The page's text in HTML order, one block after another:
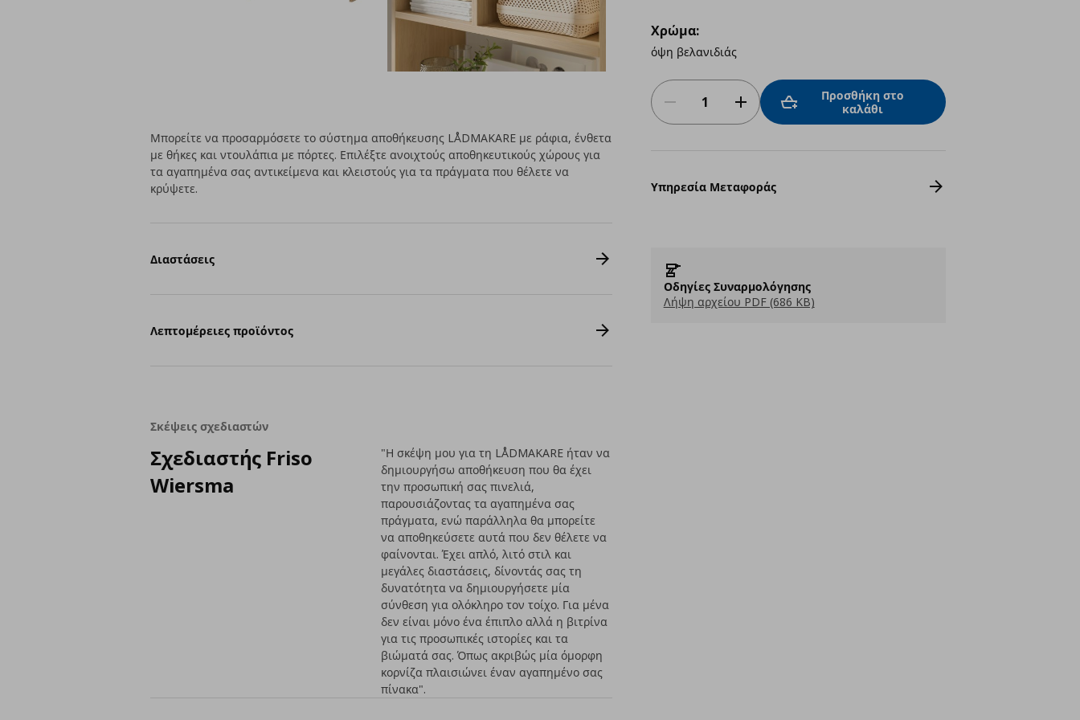
Χρώμα:
όψη βελανιδιάς
Προσθήκη στο
καλάθι
Υπηρεσία Μεταφοράς
Οδηγίες Συναρμολόγησης
Λήψη αρχείου PDF (686 KB)
Μπορείτε να προσαρμόσετε το σύστημα αποθήκευσης LÅDMAKARE με ράφια, ένθετα
με θήκες και ντουλάπια με πόρτες. Επιλέξτε ανοιχτούς αποθηκευτικούς χώρους για
τα αγαπημένα σας αντικείμενα και κλειστούς για τα πράγματα που θέλετε να
κρύψετε.
Διαστάσεις
Λεπτομέρειες προϊόντος
Σκέψεις σχεδιαστών
Σχεδιαστής Friso
Wiersma
"Η σκέψη μου για τη LÅDMAKARE ήταν να
δημιουργήσω αποθήκευση που θα έχει
την προσωπική σας πινελιά,
παρουσιάζοντας τα αγαπημένα σας
πράγματα, ενώ παράλληλα θα μπορείτε
να αποθηκεύσετε αυτά που δεν θέλετε να
φαίνονται. Έχει απλό, λιτό στιλ και
μεγάλες διαστάσεις, δίνοντάς σας τη
δυνατότητα να δημιουργήσετε μία
σύνθεση για ολόκληρο τον τοίχο. Για μένα
δεν είναι μόνο ένα έπιπλο αλλά η βιτρίνα
για τις προσωπικές ιστορίες και τα
βιώματά σας. Όπως ακριβώς μία όμορφη
κορνίζα πλαισιώνει έναν αγαπημένο σας
πίνακα".